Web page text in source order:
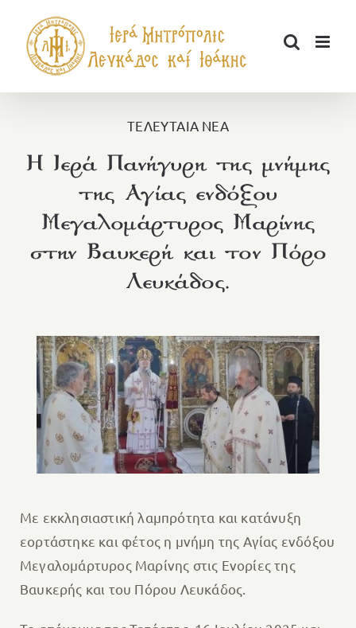
περιεχόμενο
ΤΕΛΕΥΤΑΙΑ ΝΕΑ
Η Ιερά Πανήγυρη της μνήμης
της Αγίας ενδόξου
Μεγαλομάρτυρος Μαρίνης
στην Βαυκερή και τον Πόρο
Λευκάδος.
Με εκκλησιαστική λαμπρότητα και κατάνυξη
εορτάστηκε και φέτος η μνήμη της Αγίας ενδόξου
Μεγαλομάρτυρος Μαρίνης στις Ενορίες της
Βαυκερής και του Πόρου Λευκάδος.